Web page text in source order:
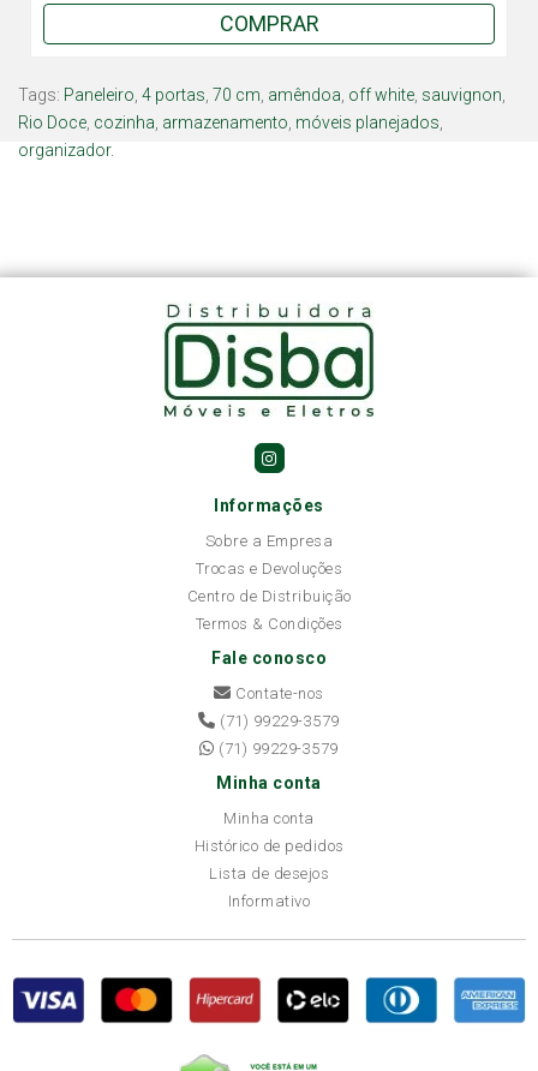
COMPRAR
Tags: Paneleiro 4 portas 70 cm amêndoa off white sauvignon
Rio Doce cozinha armazenamento móveis planejados
organizador.
Informações
Sobre a Empresa
Trocas e Devoluções
Centro de Distribuição
Termos & Condições
Fale conosco
Contate-nos
(71) 99229-3579
(71) 99229-3579
Minha conta
Minha conta
Histórico de pedidos
Lista de desejos
Informativo